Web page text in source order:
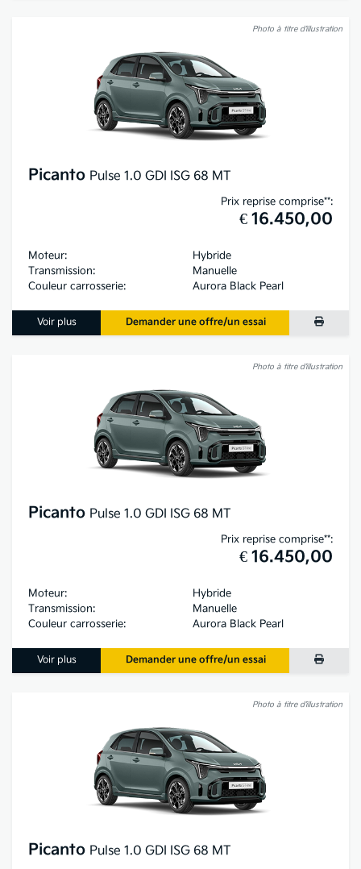
Photo à titre d’illustration
Picanto Pulse 1.0 GDI ISG 68 MT
Prix reprise comprise**:
€ 16.450,00
Moteur:
Hybride
Transmission:
Manuelle
Couleur carrosserie:
Aurora Black Pearl
Voir plus Demander une offre/un essai
Photo à titre d’illustration
Picanto Pulse 1.0 GDI ISG 68 MT
Prix reprise comprise**:
€ 16.450,00
Moteur:
Hybride
Transmission:
Manuelle
Couleur carrosserie:
Aurora Black Pearl
Voir plus Demander une offre/un essai
Photo à titre d’illustration
Picanto Pulse 1.0 GDI ISG 68 MT